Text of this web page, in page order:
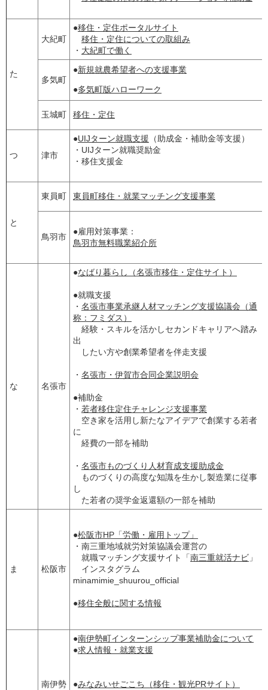
た
大紀町
●移住・定住ポータルサイト
移住・定住についての取組み
・ 大紀町で働く
多気町
●新規就農希望者への支援事業
●多気町版ハローワーク
玉城町 移住・定住
つ 津市
●UIJターン就職支援 （助成金・補助金等支援）
・UIJターン就職奨励金
・移住支援金
と
東員町 東員町移住・就業マッチング支援事業
鳥羽市
●雇用対策事業：
鳥羽市無料職業紹介所
な 名張市
●なばり暮らし（名張市移住・定住サイト）
●就職支援
・ 名張市事業承継人材マッチング支援協議会（通
称：フミダス）
経験・スキルを活かしセカンドキャリアへ踏み
出
したい方や創業希望者を伴走支援
・ 名張市・伊賀市合同企業説明会
●補助金
・ 若者移住定住チャレンジ支援事業
空き家を活用し新たなアイデアで創業する若者
に
経費の一部を補助
・ 名張市ものづくり人材育成支援助成金
ものづくりの高度な知識を生かし製造業に従事
し
た若者の奨学金返還額の一部を補助
ま 松阪市
●松阪市HP「労働・雇用トップ」
・南三重地域就労対策協議会運営の
就職マッチング支援サイト「南三重就活ナビ 」
インスタグラム
minamimie_shuurou_official
●移住全般に関する情報
南伊勢
●南伊勢町インターンシップ事業補助金について
●求人情報・就業支援
●みなみいせごこち（移住・観光PRサイト）